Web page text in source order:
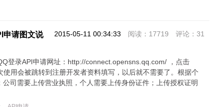
2015-05-11 00:34:33 阅读：17719 评论：31
申请图文说
登录API申请网址：http://connect.opensns.qq.com/ ，点击
使用会被跳转到注册开发者资料填写，以后就不需要了。根据个
司需要上传营业执照，个人需要上传身份证件；上传授权证明